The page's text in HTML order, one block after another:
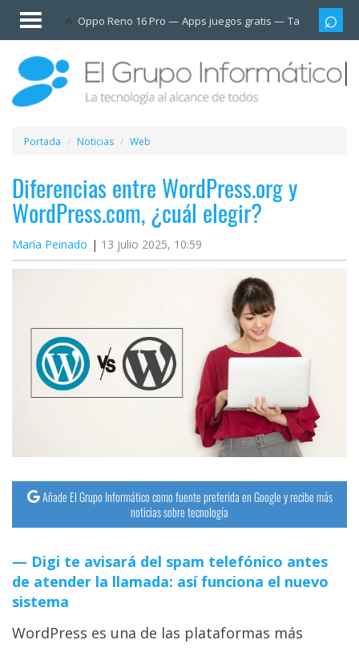
Oppo Reno 16 Pro Apps juegos gratis Tarjetas
Invitado
Iniciar
sesión /
Registrarse
Esenciales
Móviles
Ofertas
Apps
Redes
Plataformas
streaming
Trucos
y
Tutoriales
Sistemas
operativos
Portada Noticias Web
Diferencias entre WordPress.org y
WordPress.com, ¿cuál elegir?
María Peinado 13 julio 2025, 10:59
Añade El Grupo Informático como fuente preferida en Google y recibe más
noticias sobre tecnología
Digi te avisará del spam telefónico antes
de atender la llamada: así funciona el nuevo
sistema
WordPress es una de las plataformas más